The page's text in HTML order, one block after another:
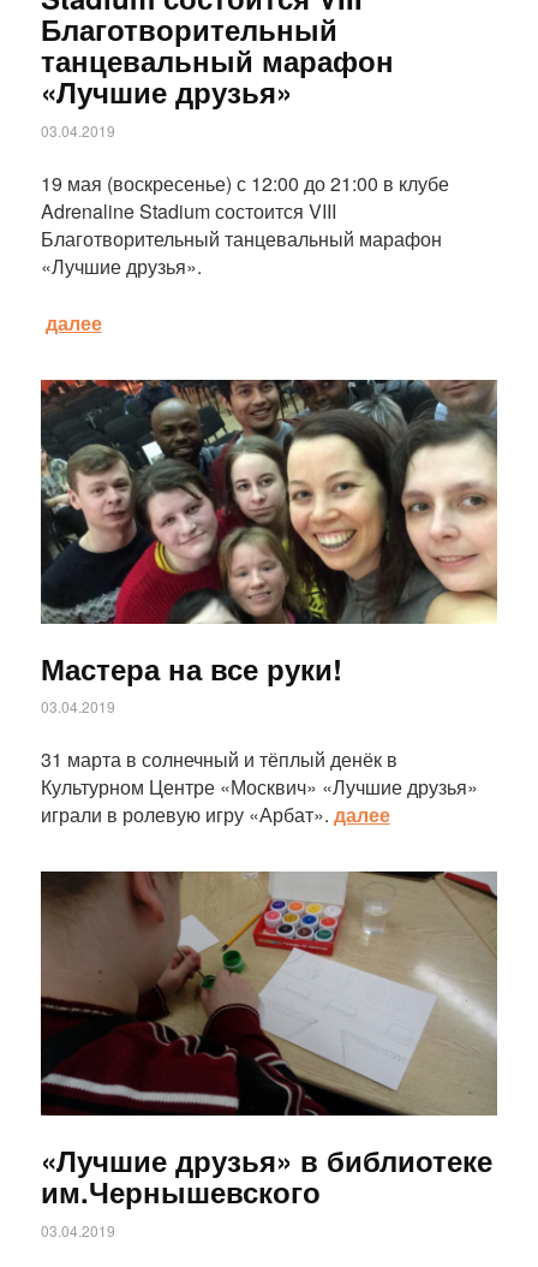
Благотворительный
танцевальный марафон
«Лучшие друзья»
03.04.2019
19 мая (воскресенье) с 12:00 до 21:00 в клубе
Adrenaline Stadium состоится VIII
Благотворительный танцевальный марафон
«Лучшие друзья».
далее
Статья
Мастера на все руки!
03.04.2019
31 марта в солнечный и тёплый денёк в
Культурном Центре «Москвич» «Лучшие друзья»
играли в ролевую игру «Арбат». далее
Статья
«Лучшие друзья» в библиотеке
им.Чернышевского
03.04.2019